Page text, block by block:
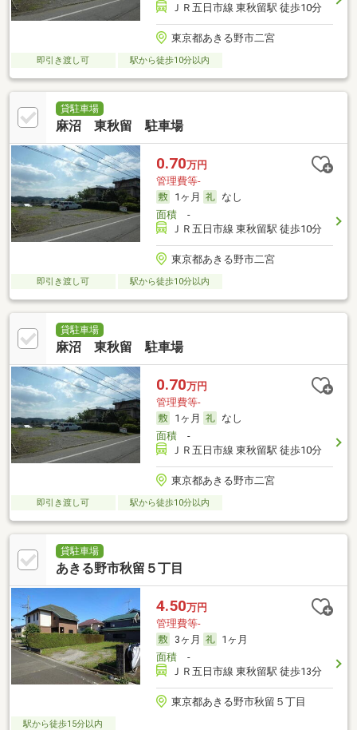
ＪＲ五日市線 東秋留駅 徒歩10分
東京都あきる野市二宮
即引き渡し可 駅から徒歩10分以内
貸駐車場
麻沼 東秋留 駐車場
0.70万円
管理費等-
1ヶ月
なし
面積-
ＪＲ五日市線 東秋留駅 徒歩10分
東京都あきる野市二宮
即引き渡し可 駅から徒歩10分以内
貸駐車場
麻沼 東秋留 駐車場
0.70万円
管理費等-
1ヶ月
なし
面積-
ＪＲ五日市線 東秋留駅 徒歩10分
東京都あきる野市二宮
即引き渡し可 駅から徒歩10分以内
貸駐車場
あきる野市秋留５丁目
4.50万円
管理費等-
3ヶ月
1ヶ月
面積-
ＪＲ五日市線 東秋留駅 徒歩13分
東京都あきる野市秋留５丁目
駅から徒歩15分以内